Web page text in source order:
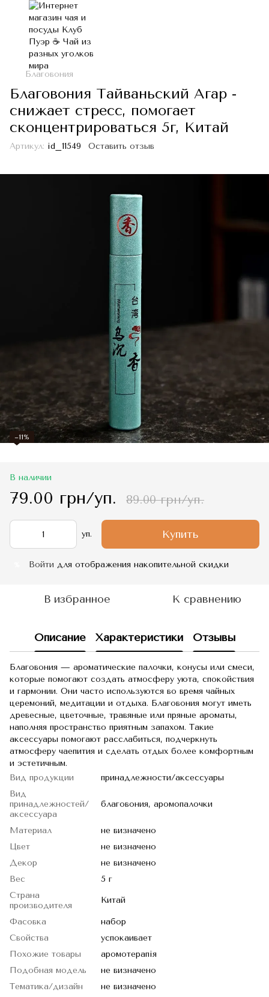
Благовония
Благовония Тайваньский Агар -
снижает стресс, помогает
сконцентрироваться 5г, Китай
Артикул: id_11549 Оставить отзыв
−11%
В наличии
79.00 грн/уп. 89.00 грн/уп.
уп. Купить
Войти для отображения накопительной скидки
В избранное К сравнению
Описание Характеристики Отзывы
Благовония — ароматические палочки, конусы или смеси,
которые помогают создать атмосферу уюта, спокойствия
и гармонии. Они часто используются во время чайных
церемоний, медитации и отдыха. Благовония могут иметь
древесные, цветочные, травяные или пряные ароматы,
наполняя пространство приятным запахом. Такие
аксессуары помогают расслабиться, подчеркнуть
атмосферу чаепития и сделать отдых более комфортным
и эстетичным.
Вид продукции
принадлежности/аксессуары
Вид
принадлежностей/
аксессуара
благовония, аромопалочки
Материал
не визначено
Цвет
не визначено
Декор
не визначено
Вес
5 г
Страна
производителя
Китай
Фасовка
набор
Свойства
успокаивает
Похожие товары
аромотерапія
Подобная модель
не визначено
Тематика/дизайн
не визначено